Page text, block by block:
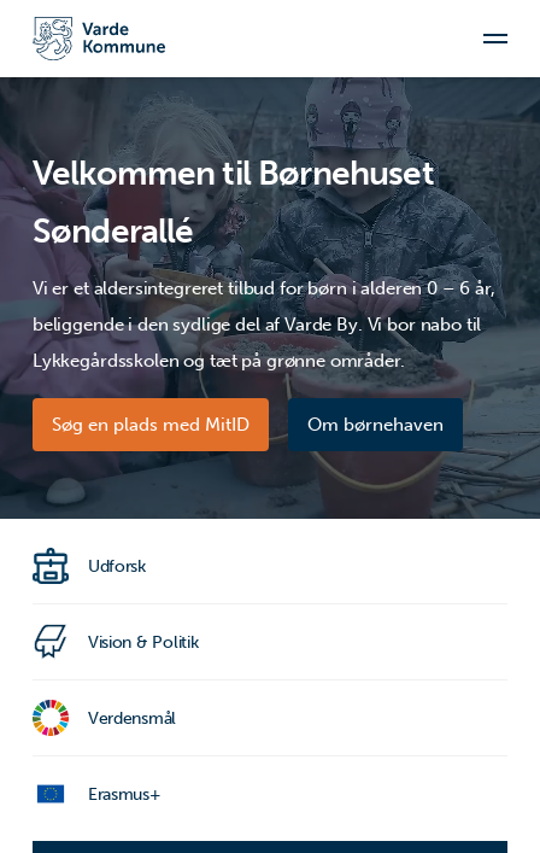
Velkommen til Børnehuset
Sønderallé
Vi er et aldersintegreret tilbud for børn i alderen 0 – 6 år,
beliggende i den sydlige del af Varde By. Vi bor nabo til
Lykkegårdsskolen og tæt på grønne områder.
Søg en plads med MitID Om børnehaven
Udforsk
Vision & Politik
Verdensmål
Erasmus+